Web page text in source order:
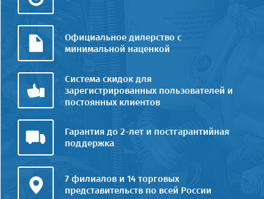
Официальное дилерство с
минимальной наценкой
Система скидок для
зарегистрированных пользователей и
постоянных клиентов
Гарантия до 2-лет и постгарантийная
поддержка
7 филиалов и 14 торговых
представительств по всей России